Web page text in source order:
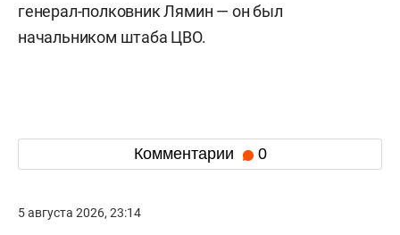
генерал-полковник Лямин — он был
начальником штаба ЦВО.
Комментарии 0
5 августа 2026, 23:14